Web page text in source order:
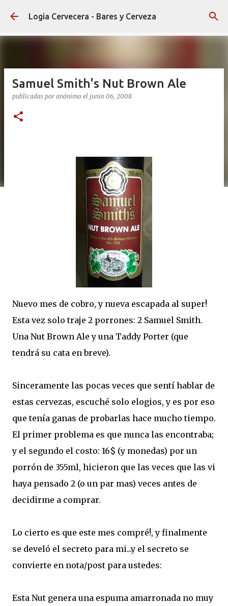
Ir al contenido principal
Logia Cervecera - Bares y Cerveza
Samuel Smith's Nut Brown Ale
publicadas por anónimo el junio 06, 2008
Nuevo mes de cobro, y nueva escapada al super!
Esta vez solo traje 2 porrones: 2 Samuel Smith.
Una Nut Brown Ale y una Taddy Porter (que
tendrá su cata en breve).
Sinceramente las pocas veces que sentí hablar de
estas cervezas, escuché solo elogios, y es por eso
que tenía ganas de probarlas hace mucho tiempo.
El primer problema es que nunca las encontraba;
y el segundo el costo: 16$ (y monedas) por un
porrón de 355ml, hicieron que las veces que las vi
haya pensado 2 (o un par mas) veces antes de
decidirme a comprar.
Lo cierto es que este mes compré!, y finalmente
se develó el secreto para mi...y el secreto se
convierte en nota/post para ustedes:
Esta Nut genera una espuma amarronada no muy